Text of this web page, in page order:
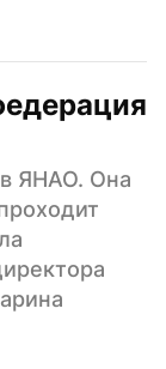
в ЯНАО. Она